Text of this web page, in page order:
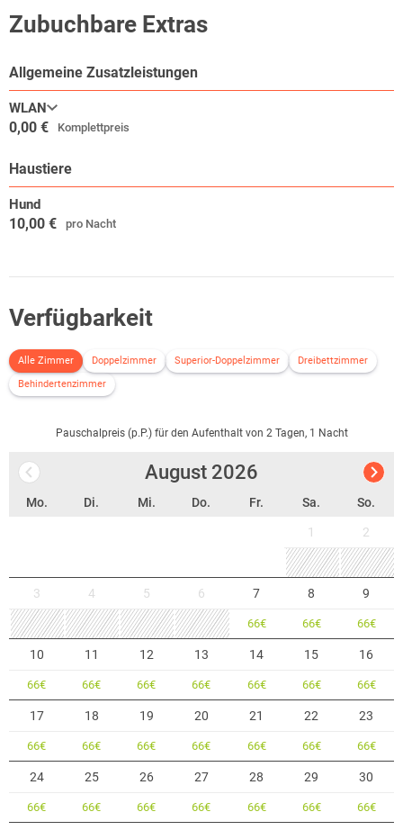
Zubuchbare Extras
Allgemeine Zusatzleistungen
WLAN
0,00 € Komplettpreis
Haustiere
Hund
10,00 € pro Nacht
Verfügbarkeit
Alle Zimmer Doppelzimmer Superior-Doppelzimmer
Dreibettzimmer
Behindertenzimmer
Pauschalpreis (p.P.) für den Aufenthalt von 2 Tagen, 1 Nacht
August 2026
Mo. Di. Mi. Do. Fr. Sa. So.
1 2
3 4 5 6 7
66€
8
66€
9
66€
10
66€
11
66€
12
66€
13
66€
14
66€
15
66€
16
66€
17
66€
18
66€
19
66€
20
66€
21
66€
22
66€
23
66€
24
66€
25
66€
26
66€
27
66€
28
66€
29
66€
30
66€